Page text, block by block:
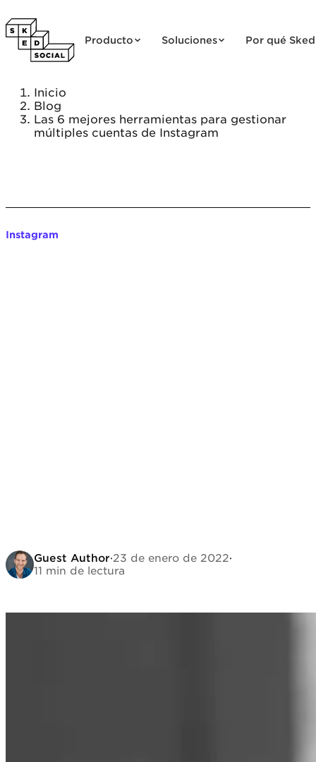
Producto Soluciones Por qué Sked
Inicio
Blog
Las 6 mejores herramientas para gestionar
múltiples cuentas de Instagram
Instagram
Guest Author·23 de enero de 2022·
11 min de lectura